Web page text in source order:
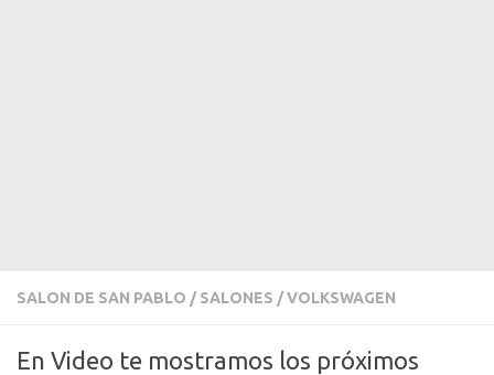
SALON DE SAN PABLO / SALONES /VOLKSWAGEN
En Video te mostramos los próximos